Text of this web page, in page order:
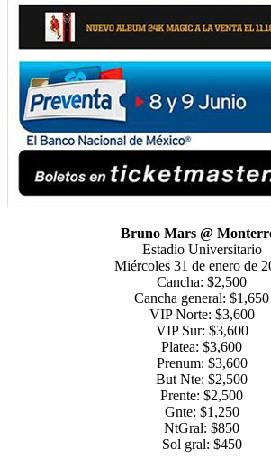
Bruno Mars @
Estadio Universitario
Miércoles 31 de enero de
Cancha: $2,500
Cancha general: $1,650
VIP Norte: $3,600
VIP Sur: $3,600
Platea: $3,600
Prenum: $3,600
But Nte: $2,500
Prente: $2,500
Gnte: $1,250
NtGral: $850
Sol gral: $450